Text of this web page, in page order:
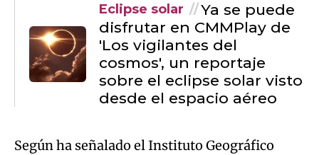
Eclipse solar
Ya se puede
disfrutar en CMMPlay de
'Los vigilantes del
cosmos', un reportaje
sobre el eclipse solar visto
desde el espacio aéreo
Según ha señalado el Instituto Geográfico